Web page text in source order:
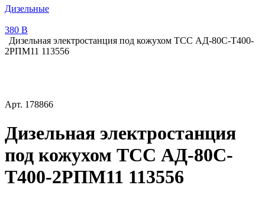
Дизельные
380 В
Дизельная электростанция под кожухом ТСС АД-80С-Т400-
2РПМ11 113556
Арт. 178866
Дизельная электростанция
под кожухом ТСС АД-80С-
Т400-2РПМ11 113556